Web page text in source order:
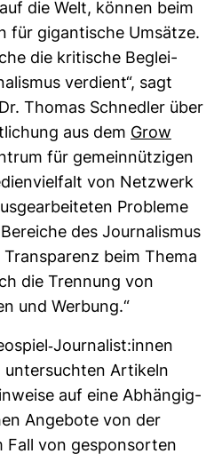
die Welt, können beim
für gigan­ti­sche Umsätze.
die kri­ti­sche Beglei­
ver­dient“, sagt
Thomas Schnedler über
aus dem Grow
für gemein­nüt­zigen
von Netz­werk
Pro­bleme
des Jour­na­lismus
beim Thema
die Tren­nung von
und Wer­bung.“
​Jour­na­list:innen
Arti­keln
auf eine Abhän­gig­
Ange­bote von der
Fall von gespon­sorten